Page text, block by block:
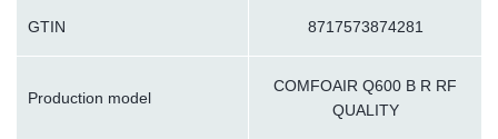
GTIN 8717573874281
Production model
COMFOAIR Q600 B R RF
QUALITY